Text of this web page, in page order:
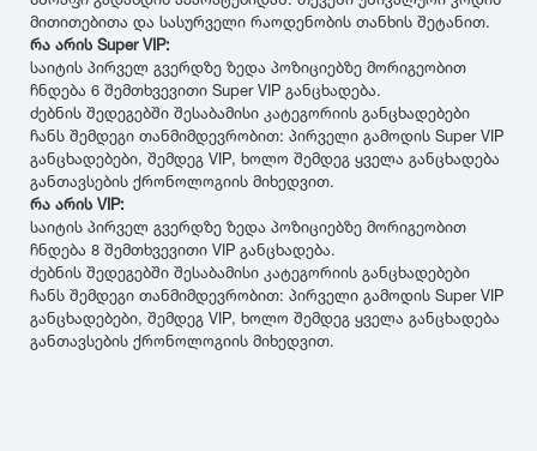
215
225
235
245
255
265
275
285
295
305
315
325
სიმაღლე
10
12
25
30
35
40
45
50
55
Dunlop
Yokohama
Hankook
Kumho
Toyo
2021
2020
2019
2018
2017
დილერი
მაღაზია
მითითებითა და სასურველი რაოდენობის თანხის შეტანით.
რა არის Super VIP:
საიტის პირველ გვერდზე ზედა პოზიციებზე მორიგეობით
ჩნდება 6 შემთხვევითი Super VIP განცხადება.
ძებნის შედეგებში შესაბამისი კატეგორიის განცხადებები
ჩანს შემდეგი თანმიმდევრობით: პირველი გამოდის Super VIP
განცხადებები, შემდეგ VIP, ხოლო შემდეგ ყველა განცხადება
განთავსების ქრონოლოგიის მიხედვით.
რა არის VIP:
საიტის პირველ გვერდზე ზედა პოზიციებზე მორიგეობით
ჩნდება 8 შემთხვევითი VIP განცხადება.
ძებნის შედეგებში შესაბამისი კატეგორიის განცხადებები
ჩანს შემდეგი თანმიმდევრობით: პირველი გამოდის Super VIP
განცხადებები, შემდეგ VIP, ხოლო შემდეგ ყველა განცხადება
განთავსების ქრონოლოგიის მიხედვით.